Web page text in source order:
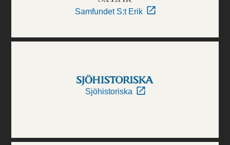
Samfundet S:t Erik
Sjöhistoriska